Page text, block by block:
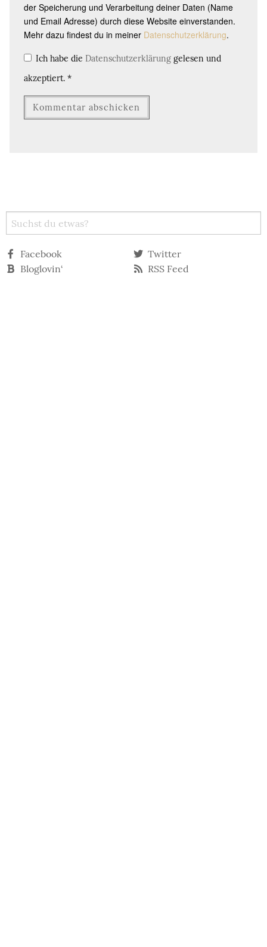
der Speicherung und Verarbeitung deiner Daten (Name
und Email Adresse) durch diese Website einverstanden.
Mehr dazu findest du in meiner Datenschutzerklärung.
Ich habe die Datenschutzerklärung gelesen und
akzeptiert. *
Facebook
Twitter
Bloglovin‘
RSS Feed